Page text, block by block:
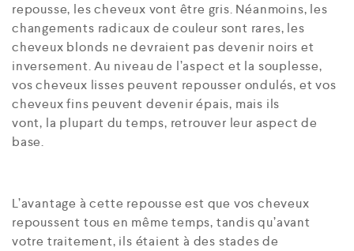
repousse, les cheveux vont être gris. Néanmoins, les
changements radicaux de couleur sont rares, les
cheveux blonds ne devraient pas devenir noirs et
inversement. Au niveau de l’aspect et la souplesse,
vos cheveux lisses peuvent repousser ondulés, et vos
cheveux fins peuvent devenir épais, mais ils
vont, la plupart du temps, retrouver leur aspect de
base.
L’avantage à cette repousse est que vos cheveux
repoussent tous en même temps, tandis qu’avant
votre traitement, ils étaient à des stades de